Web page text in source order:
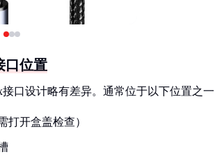
口位置
口设计略有差异。通常位于以下位置之一
打开盒盖检查）